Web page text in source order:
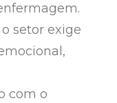
setor exige
com o